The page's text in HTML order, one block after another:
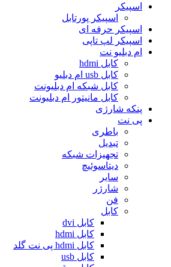
اسپیکر
اسپیکر پورتابل
اسپیکر حرفه ای
اسپیکر لپ تاپی
ام دبلیو نت
کابل hdmi
کابل usb ام دبلیو
کابل شبکه ام دبلیونت
کابل مانیتور ام دبلیونت
پنکه شارژی
پی نت
باطری
تبدیل
تجهیزات شبکه
دیتاسوئیچ
سایر
شارژر
فن
کابل
کابل dvi
کابل hdmi
کابل hdmi پی نت گلد
کابل usb